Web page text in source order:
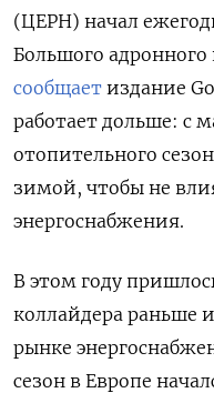
(ЦЕРН) начал
Большого
сообщает издание
работает дольше: с
отопительного
зимой, чтобы не
энергоснабжения.
В этом году
коллайдера раньше
рынке
сезон в Европе